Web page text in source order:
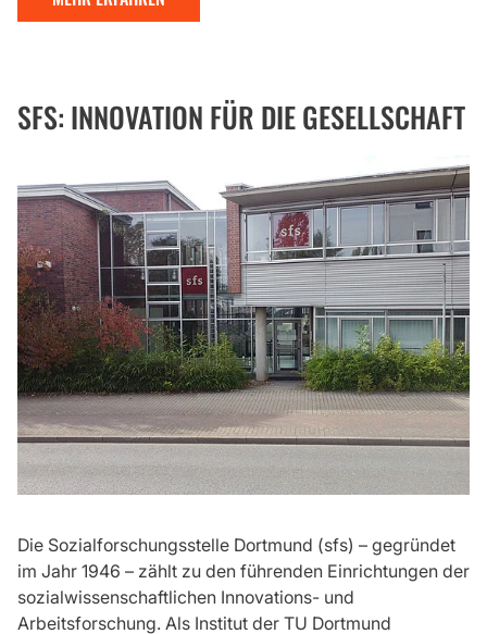
SFS: INNOVATION FÜR DIE GESELLSCHAFT
Die Sozialforschungsstelle Dortmund (sfs) – gegründet
im Jahr 1946 – zählt zu den führenden Einrichtungen der
sozialwissenschaftlichen Innovations- und
Arbeitsforschung. Als Institut der TU Dortmund